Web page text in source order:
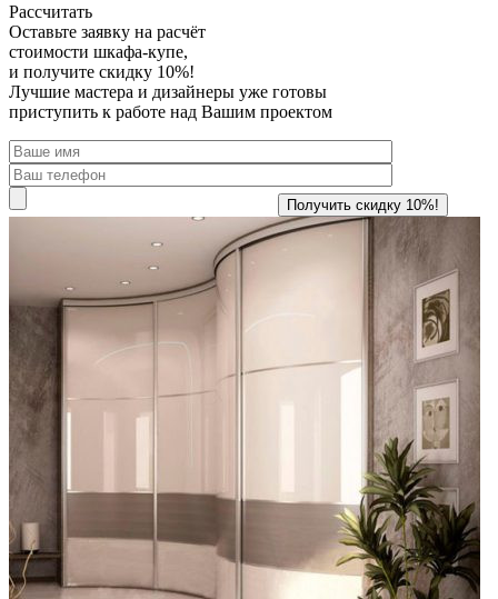
Рассчитать
Оставьте заявку на расчёт
стоимости шкафа-купе,
и получите скидку 10%!
Лучшие мастера и дизайнеры уже готовы
приступить к работе над Вашим проектом